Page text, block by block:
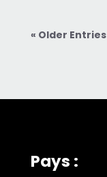
« Older Entries
Pays :